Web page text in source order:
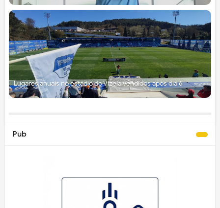
Lugares anuais no estádio do Vizela vendidos após dia 6
Pub